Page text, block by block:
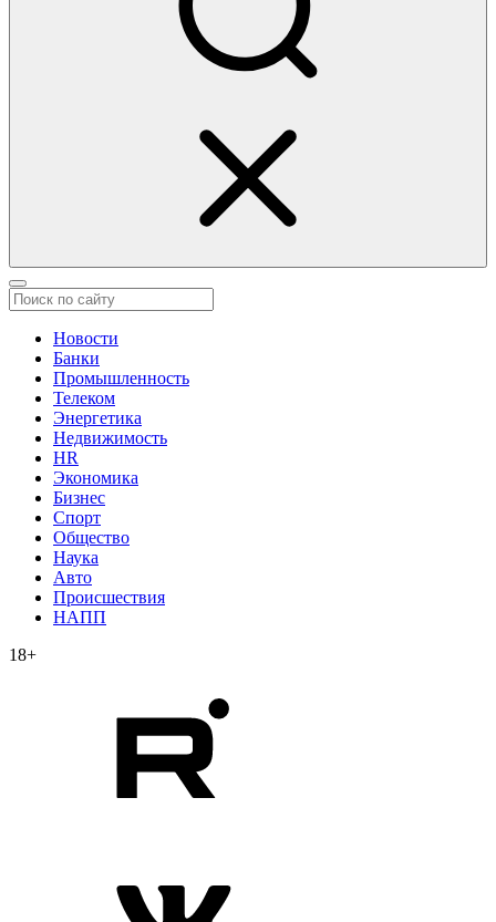
Новости
Банки
Промышленность
Телеком
Энергетика
Недвижимость
HR
Экономика
Бизнес
Спорт
Общество
Наука
Авто
Происшествия
НАПП
18+